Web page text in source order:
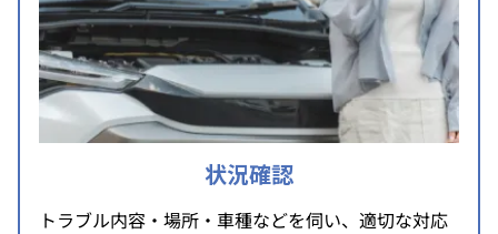
状況確認
トラブル内容・場所・車種などを伺い、適切な対応